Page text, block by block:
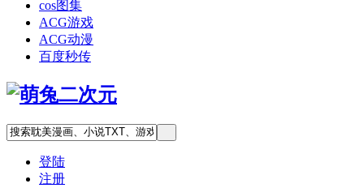
cos图集
ACG游戏
ACG动漫
百度秒传
登陆
注册